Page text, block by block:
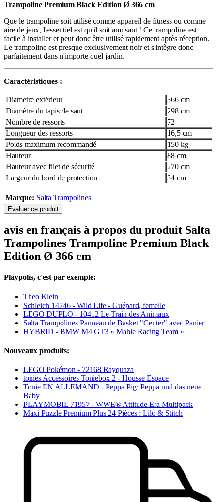
Trampoline Premium Black Edition Ø 366 cm
Que le trampoline soit utilisé comme appareil de fitness ou comme
aire de jeux, l'essentiel est qu'il soit amusant ! Ce trampoline est
facile à installer et peut donc être utilisé rapidement après réception.
Le trampoline est presque exclusivement noir et s'intègre donc
parfaitement dans n'importe quel jardin.
Caractéristiques :
Diamètre extérieur
366 cm
Diamètre du tapis de saut
298 cm
Nombre de ressorts
72
Longueur des ressorts
16,5 cm
Poids maximum recommandé
150 kg
Hauteur
88 cm
Hauteur avec filet de sécurité
270 cm
Largeur du bord de protection
34 cm
Marque: Salta Trampolines
Evaluer ce produit
avis en français à propos du produit Salta
Trampolines Trampoline Premium Black
Edition Ø 366 cm
Playpolis, c'est par exemple:
Theo Klein
Schleich 14746 - Wild Life - Guépard, femelle
LEGO DUPLO - 10412 Le Train des Animaux
Salta Trampolines Panneau de Basket "Center" avec Panier
HYBRID - BMW M4 GT3 « Mahle Racing Team »
Nouveaux produits:
LEGO Pokémon - 72168 Rayquaza
tonies Accessoires Toniebox 2 - Housse Espace
Tonie EN ALLEMAND - Peppa Pig: Peppa und das neue
Baby
PLAYMOBIL 71957 - WWE® Attitude Era Multipack
Maxi Puzzle Premium Plus 24 Pièces : Lilo & Stitch